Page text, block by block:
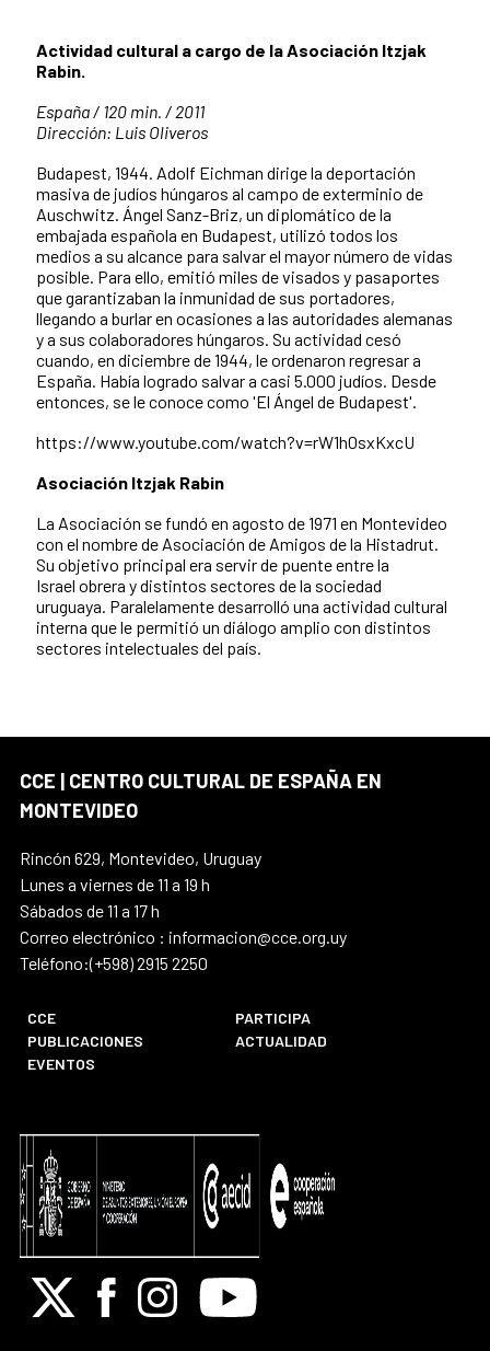
Actividad cultural a cargo de la Asociación Itzjak
Rabin.
España / 120 min. / 2011
Dirección: Luis Oliveros
Budapest, 1944. Adolf Eichman dirige la deportación
masiva de judíos húngaros al campo de exterminio de
Auschwitz. Ángel Sanz-Briz, un diplomático de la
embajada española en Budapest, utilizó todos los
medios a su alcance para salvar el mayor número de vidas
posible. Para ello, emitió miles de visados y pasaportes
que garantizaban la inmunidad de sus portadores,
llegando a burlar en ocasiones a las autoridades alemanas
y a sus colaboradores húngaros. Su actividad cesó
cuando, en diciembre de 1944, le ordenaron regresar a
España. Había logrado salvar a casi 5.000 judíos. Desde
entonces, se le conoce como 'El Ángel de Budapest'.
https://www.youtube.com/watch?v=rW1h0sxKxcU
Asociación Itzjak Rabin
La Asociación se fundó en agosto de 1971 en Montevideo
con el nombre de Asociación de Amigos de la Histadrut.
Su objetivo principal era servir de puente entre la
Israel obrera y distintos sectores de la sociedad
uruguaya. Paralelamente desarrolló una actividad cultural
interna que le permitió un diálogo amplio con distintos
sectores intelectuales del país.
CCE | CENTRO CULTURAL DE ESPAÑA EN
MONTEVIDEO
Rincón 629, Montevideo, Uruguay
Lunes a viernes de 11 a 19 h
Sábados de 11 a 17 h
Correo electrónico : informacion@cce.org.uy
Teléfono:(+598) 2915 2250
CCE
PARTICIPA
PUBLICACIONES
ACTUALIDAD
EVENTOS
X FacebookInstagramYoutube